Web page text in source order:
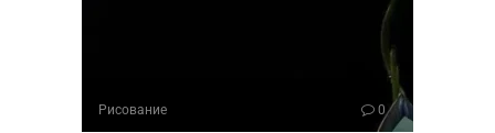
Рисование 0